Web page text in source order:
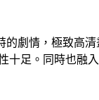
的劇情，極致高
十足。同時也融